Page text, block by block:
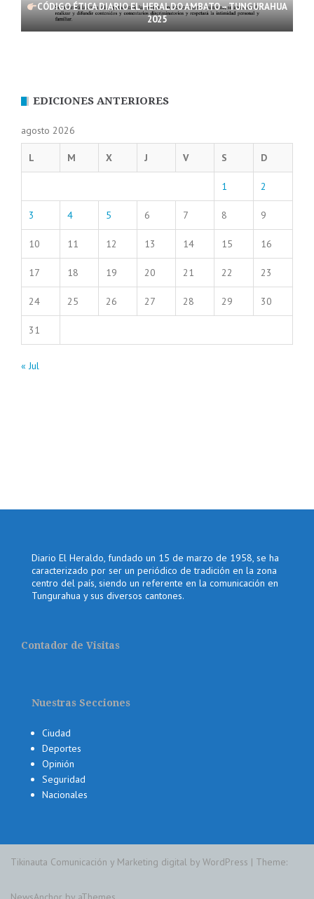
CÓDIGO ÉTICA DIARIO EL HERALDO AMBATO – TUNGURAHUA
2025
EDICIONES ANTERIORES
agosto 2026
L M X J V S D
1 2
3 4 5 6 7 8 9
10 11 12 13 14 15 16
17 18 19 20 21 22 23
24 25 26 27 28 29 30
31
« Jul
Diario El Heraldo, fundado un 15 de marzo de 1958, se ha
caracterizado por ser un periódico de tradición en la zona
centro del país, siendo un referente en la comunicación en
Tungurahua y sus diversos cantones.
Contador de Visitas
Nuestras Secciones
Ciudad
Deportes
Opinión
Seguridad
Nacionales
Tikinauta Comunicación y Marketing digital by WordPress | Theme: